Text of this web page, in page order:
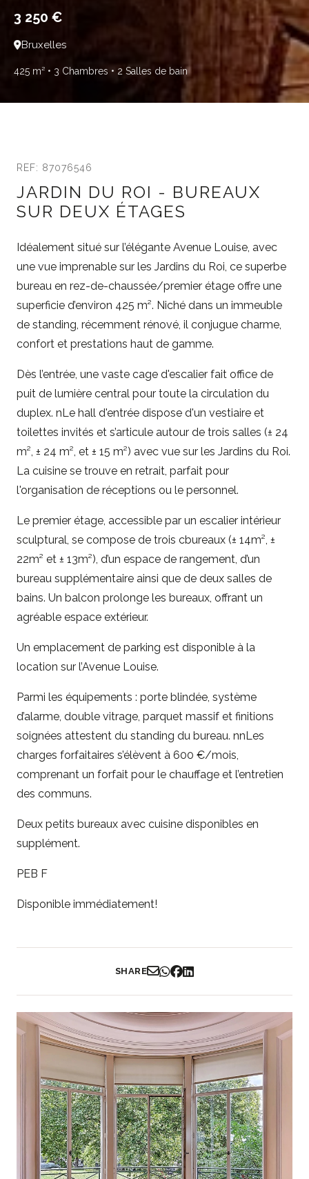
3 250 €
Bruxelles
425 m² • 3 Chambres • 2 Salles de bain
REF: 87076546
JARDIN DU ROI - BUREAUX
SUR DEUX ÉTAGES
Idéalement situé sur l’élégante Avenue Louise, avec
une vue imprenable sur les Jardins du Roi, ce superbe
bureau en rez-de-chaussée/premier étage offre une
superficie d’environ 425 m². Niché dans un immeuble
de standing, récemment rénové, il conjugue charme,
confort et prestations haut de gamme.
Dès l’entrée, une vaste cage d'escalier fait office de
puit de lumière central pour toute la circulation du
duplex. nLe hall d'entrée dispose d'un vestiaire et
toilettes invités et s’articule autour de trois salles (± 24
m², ± 24 m², et ± 15 m²) avec vue sur les Jardins du Roi.
La cuisine se trouve en retrait, parfait pour
l'organisation de réceptions ou le personnel.
Le premier étage, accessible par un escalier intérieur
sculptural, se compose de trois cbureaux (± 14m², ±
22m² et ± 13m²), d’un espace de rangement, d’un
bureau supplémentaire ainsi que de deux salles de
bains. Un balcon prolonge les bureaux, offrant un
agréable espace extérieur.
Un emplacement de parking est disponible à la
location sur l’Avenue Louise.
Parmi les équipements : porte blindée, système
d’alarme, double vitrage, parquet massif et finitions
soignées attestent du standing du bureau. nnLes
charges forfaitaires s’élèvent à 600 €/mois,
comprenant un forfait pour le chauffage et l’entretien
des communs.
Deux petits bureaux avec cuisine disponibles en
supplément.
PEB F
Disponible immédiatement!
SHARE
Partager par Email
Partager sur WhatsApp
Partager sur Facebook
Partager sur LinkedIn